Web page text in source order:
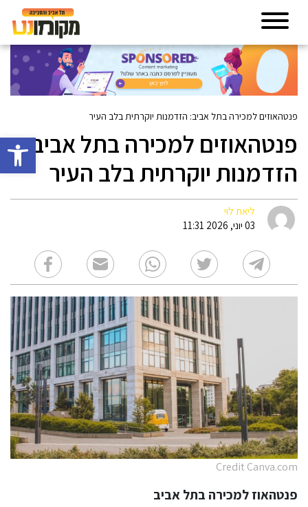
פתח
פנטהאוזים למכירה בתל אביב: הזדמנות יוקרתית בלב העיר
פנטהאוזים למכירה בתל אביב:
הזדמנות יוקרתית בלב העיר
ליאת לוי
03 יוני, 2026 11:31
Credit Canva.com
פנטהאוז למכירה בתל אביב